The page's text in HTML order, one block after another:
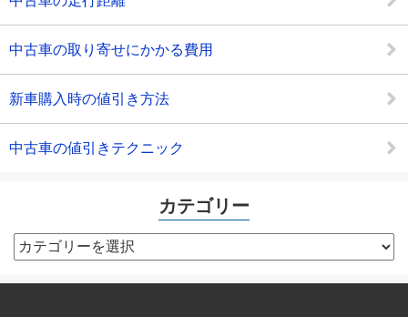
中古車の取り寄せにかかる費用
新車購入時の値引き方法
中古車の値引きテクニック
カテゴリー
カ
テ
ゴ